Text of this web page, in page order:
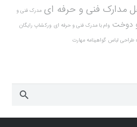
مدارک فنی و حرفه ای مدرک فنی و
دوخت وام با مدرک فنی و حرفه ای ورکشاپ رایگان
طراحی لباس گواهینامه مهارت